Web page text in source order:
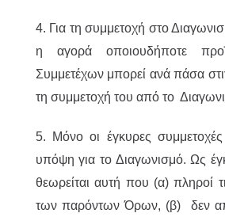
4. Για τη συμμετοχή στο
η αγορά οποιουδήποτε
Συμμετέχων μπορεί ανά πάσα
τη συμμετοχή του από το
5. Μόνο οι έγκυρες
υπόψη για το Διαγωνισμό. Ως
θεωρείται αυτή που (α) πληροί
των παρόντων Όρων, (β) δεν